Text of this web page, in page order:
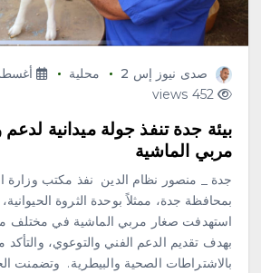
صدى نيوز إس 2 محلية
أغسطس 13,
452 views
‏بيئة جدة تنفذ جولة ميدانية
مربي الماشية
جدة _ منصور نظام الدين ‏ ‏نفذ مكتب وزارة
بمحافظة جدة، ممثلاً بوحدة الثروة
استهدفت صغار مربي الماشية في مختلف
بهدف تقديم الدعم الفني والتوعوي، والتأكد
بالاشتراطات الصحية والبيطرية. ‏ ‏وتضمنت